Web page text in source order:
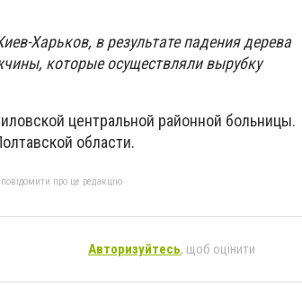
Харьков, в результате падения дерева
которые осуществляли вырубку
центральной районной больницы.
области.
про це редакцію
Авторизуйтесь, щоб оцінити